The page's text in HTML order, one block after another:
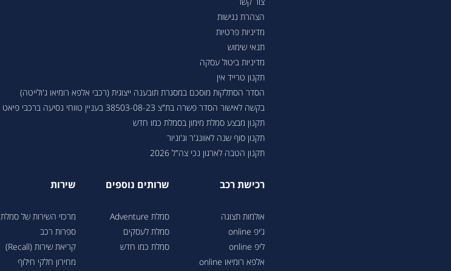
הצהרת נגישות
מדיניות פרטיות
תנאי שימוש
מדיניות ביטול עסקה
תקנון טרייד אין
הסדר הסתלקות מוסכם במסגרת תובענה ייצוגית (רכבי אלפא רומיאו ג'ולייטה)
בקשה לאישור הסדר פשרה בת"צ 38503-08-23 בעניין טווחי נסיעה ברכבי פיאט 500 חשמליים
תקנון מבצע סמלת מימון בסמלת כמו חדש
תקנון סוף שנה לאוונג'ר וג'וניור
תקנון הטבה לארגון נכי צה"ל 2026
רכישת רכב
אולמות תצוגה
ג’יפ online
ליפ online
אלפא רומיאו online
שרותים נוספים
סמלת Adventure
סמלת לעסקים
סמלת כמו חדש
שירות
מרכזי השירות של סמלת
ספרות רכב
קריאת שירות (Recall)
מחירון חלקי חילוף